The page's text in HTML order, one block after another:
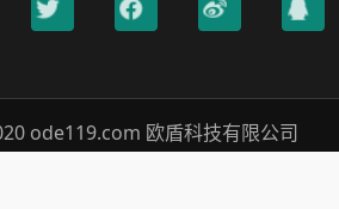
ode119.com 欧盾科技有限公司